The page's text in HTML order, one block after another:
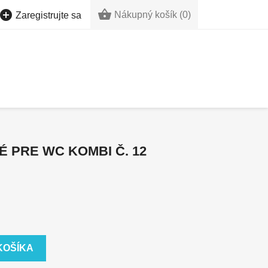
Zaregistrujte sa  Nákupný košík (0)
PRE WC KOMBI Č. 12